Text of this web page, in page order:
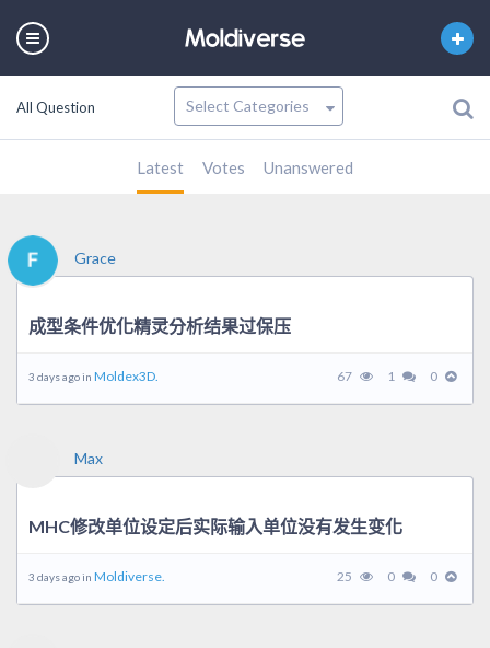
All Question
Latest Votes Unanswered
Grace
成型条件优化精灵分析结果过保压
3 days ago in Moldex3D. 67 1 0
Max
MHC修改单位设定后实际输入单位没有发生变化
3 days ago in Moldiverse. 25 0 0